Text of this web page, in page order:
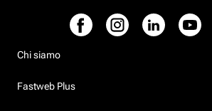
Chi siamo
Fastweb Plus